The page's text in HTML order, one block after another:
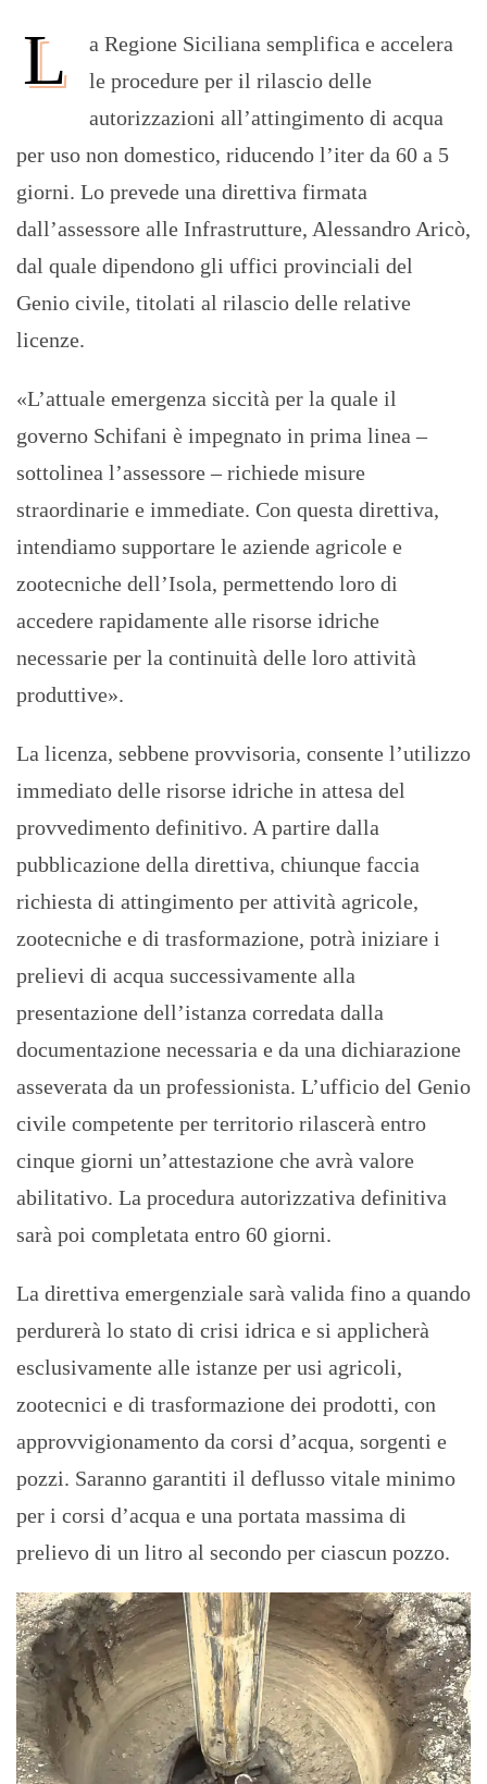
L
a Regione Siciliana semplifica e accelera
le procedure per il rilascio delle
autorizzazioni all’attingimento di acqua
per uso non domestico, riducendo l’iter da 60 a 5
giorni. Lo prevede una direttiva firmata
dall’assessore alle Infrastrutture, Alessandro Aricò,
dal quale dipendono gli uffici provinciali del
Genio civile, titolati al rilascio delle relative
licenze.
«L’attuale emergenza siccità per la quale il
governo Schifani è impegnato in prima linea –
sottolinea l’assessore – richiede misure
straordinarie e immediate. Con questa direttiva,
intendiamo supportare le aziende agricole e
zootecniche dell’Isola, permettendo loro di
accedere rapidamente alle risorse idriche
necessarie per la continuità delle loro attività
produttive».
La licenza, sebbene provvisoria, consente l’utilizzo
immediato delle risorse idriche in attesa del
provvedimento definitivo. A partire dalla
pubblicazione della direttiva, chiunque faccia
richiesta di attingimento per attività agricole,
zootecniche e di trasformazione, potrà iniziare i
prelievi di acqua successivamente alla
presentazione dell’istanza corredata dalla
documentazione necessaria e da una dichiarazione
asseverata da un professionista. L’ufficio del Genio
civile competente per territorio rilascerà entro
cinque giorni un’attestazione che avrà valore
abilitativo. La procedura autorizzativa definitiva
sarà poi completata entro 60 giorni.
La direttiva emergenziale sarà valida fino a quando
perdurerà lo stato di crisi idrica e si applicherà
esclusivamente alle istanze per usi agricoli,
zootecnici e di trasformazione dei prodotti, con
approvvigionamento da corsi d’acqua, sorgenti e
pozzi. Saranno garantiti il deflusso vitale minimo
per i corsi d’acqua e una portata massima di
prelievo di un litro al secondo per ciascun pozzo.